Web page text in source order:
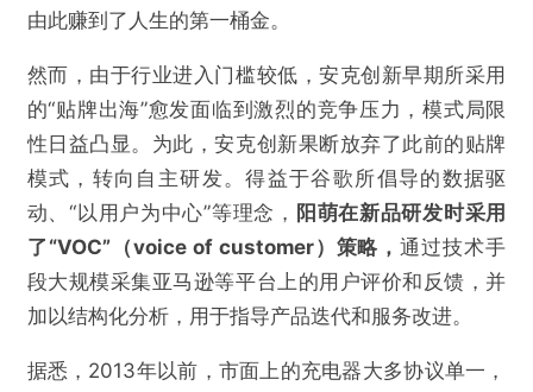
由此赚到了人生的第一桶金。
然而，由于行业进入门槛较低，安克创新早期所采用
的“贴牌出海”愈发面临到激烈的竞争压力，模式局限
性日益凸显。为此，安克创新果断放弃了此前的贴牌
模式，转向自主研发。得益于谷歌所倡导的数据驱
动、“以用户为中心”等理念， 阳萌在新品研发时采用
了“VOC”（voice of customer）策略，通过技术手
段大规模采集亚马逊等平台上的用户评价和反馈，并
加以结构化分析，用于指导产品迭代和服务改进。
据悉，2013年以前，市面上的充电器大多协议单一，